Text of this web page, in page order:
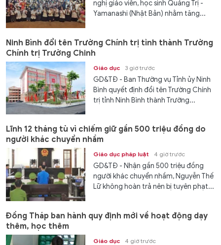
nghị giáo viên, học sinh Quảng Trị -
Yamanashi (Nhật Bản) nhằm tăng...
Ninh Bình đổi tên Trường Chính trị tỉnh thành Trường
Chính trị Trường Chinh
Giáo dục 3 giờ trước
GD&TĐ - Ban Thường vụ Tỉnh ủy Ninh
Bình quyết định đổi tên Trường Chính
trị tỉnh Ninh Bình thành Trường...
Lĩnh 12 tháng tù vì chiếm giữ gần 500 triệu đồng do
người khác chuyển nhầm
Giáo dục pháp luật 4 giờ trước
GD&TĐ - Nhận gần 500 triệu đồng
người khác chuyển nhầm, Nguyễn Thế
Lữ không hoàn trả nên bị tuyên phạt...
Đồng Tháp ban hành quy định mới về hoạt động dạy
thêm, học thêm
Giáo dục 4 giờ trước